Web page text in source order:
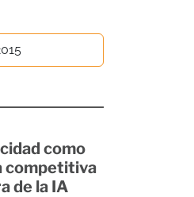
como
competitiva
de la IA